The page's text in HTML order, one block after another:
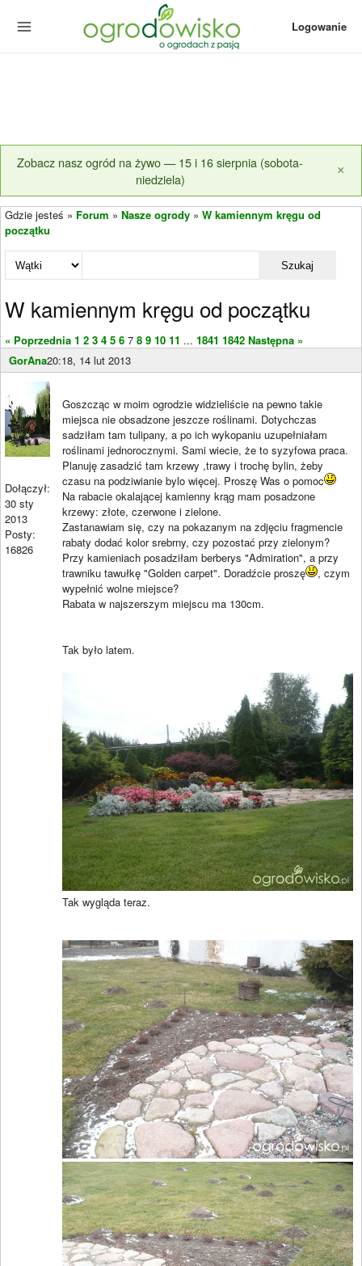
Logowanie
Zobacz nasz ogród na żywo — 15 i 16 sierpnia (sobota-
niedziela)
×
Gdzie jesteś » Forum » Nasze ogrody » W kamiennym kręgu od
początku
Szukaj
W kamiennym kręgu od początku
« Poprzednia 1 2 3 4 5 6 7 8 9 10 11 ... 1841 1842 Następna »
GorAna20:18, 14 lut 2013
Dołączył:
30 sty
2013
Posty:
16826
Goszcząc w moim ogrodzie widzieliście na pewno takie
miejsca nie obsadzone jeszcze roślinami. Dotychczas
sadziłam tam tulipany, a po ich wykopaniu uzupełniałam
roślinami jednorocznymi. Sami wiecie, że to syzyfowa praca.
Planuję zasadzić tam krzewy ,trawy i trochę bylin, żeby
czasu na podziwianie bylo więcej. Proszę Was o pomoc
Na rabacie okalającej kamienny krąg mam posadzone
krzewy: złote, czerwone i zielone.
Zastanawiam się, czy na pokazanym na zdjęciu fragmencie
rabaty dodać kolor srebrny, czy pozostać przy zielonym?
Przy kamieniach posadziłam berberys "Admiration", a przy
trawniku tawułkę "Golden carpet". Doradźcie proszę
, czym
wypełnić wolne miejsce?
Rabata w najszerszym miejscu ma 130cm.
Tak było latem.
Tak wygląda teraz.